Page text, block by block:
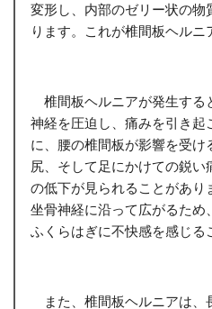
変形し、内部のゼリー状の物
ります。これが椎間板ヘルニ
椎間板ヘルニアが発生する
神経を圧迫し、痛みを引き起
に、腰の椎間板が影響を受け
尻、そして足にかけての鋭い
の低下が見られることがあり
坐骨神経に沿って広がるため
ふくらはぎに不快感を感じる
また、椎間板ヘルニアは、